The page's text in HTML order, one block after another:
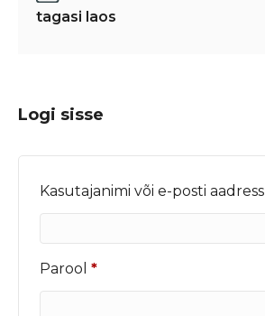
tagasi laos
Logi sisse
Kasutajanimi või e-posti aadress
Parool *Nõutud